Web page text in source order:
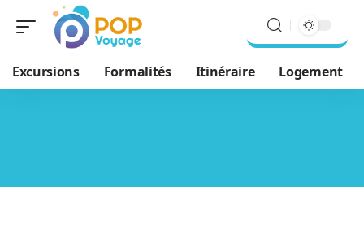
Excursions Formalités Itinéraire Logement